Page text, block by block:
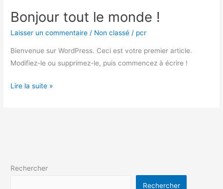
Bonjour tout le monde !
Laisser un commentaire / Non classé / pcr
Bienvenue sur WordPress. Ceci est votre premier article.
Modifiez-le ou supprimez-le, puis commencez à écrire !
Bonjour
monde !
Lire la suite »
Rechercher
Rechercher